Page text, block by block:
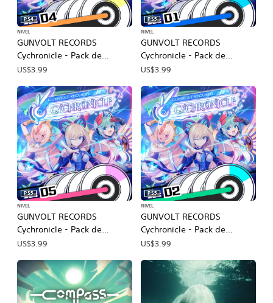
GUNVOLT RECORDS
Cychronicle - Pack de
canciones 4, Lola: ♪Raison
♪MÁS ALLÁ DE LA
PROBABILIDAD ♪El santuario
del amor
PS4
NIVEL
US$3.99
GUNVOLT RECORDS
Cychronicle - Pack de
canciones 1, Lumen:
paralelo ♪Paraíso de cristal
♪Último deseo
PS5
NIVEL
US$3.99
GUNVOLT RECORDS
Cychronicle - Pack de
canciones 5, Lumen:
♪Cianotipo ♪Tabula rasa
♪Reencarnación del destino
PS5
NIVEL
US$3.99
GUNVOLT RECORDS
Cychronicle - Pack de
canciones 2, Lumen: ♪Dolor
♪Sueños en reposo
♪Horizonte de ocaso
PS5
NIVEL
US$3.99